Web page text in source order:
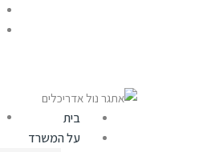
בית
על המשרד